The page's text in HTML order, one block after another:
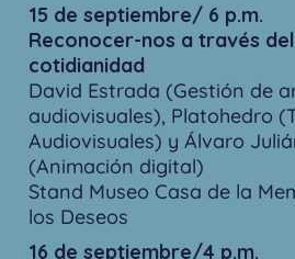
15 de septiembre/ 6 p.m.
Reconocer-nos a través
cotidianidad
David Estrada (Gestión de
audiovisuales), Platohedro
Audiovisuales) y Álvaro
(Animación digital)
Stand Museo Casa de la
los Deseos
16 de septiembre/4 p.m.